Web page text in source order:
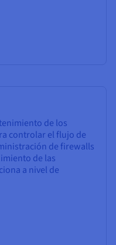
de los
controlar el flujo de
de firewalls
de las
a nivel de